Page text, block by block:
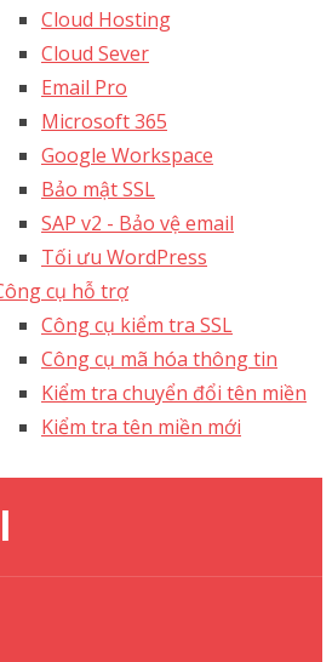
Cloud Hosting
Cloud Sever
Email Pro
Microsoft 365
Google Workspace
Bảo mật SSL
SAP v2 - Bảo vệ email​
Tối ưu WordPress
cụ hỗ trợ
Công cụ kiểm tra SSL
Công cụ mã hóa thông tin
Kiểm tra chuyển đổi tên miền
Kiểm tra tên miền mới